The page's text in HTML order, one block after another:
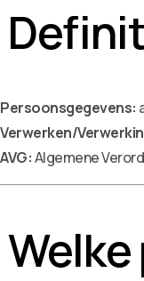
Persoonsgegevens:
Verwerken/
AVG:Algemene